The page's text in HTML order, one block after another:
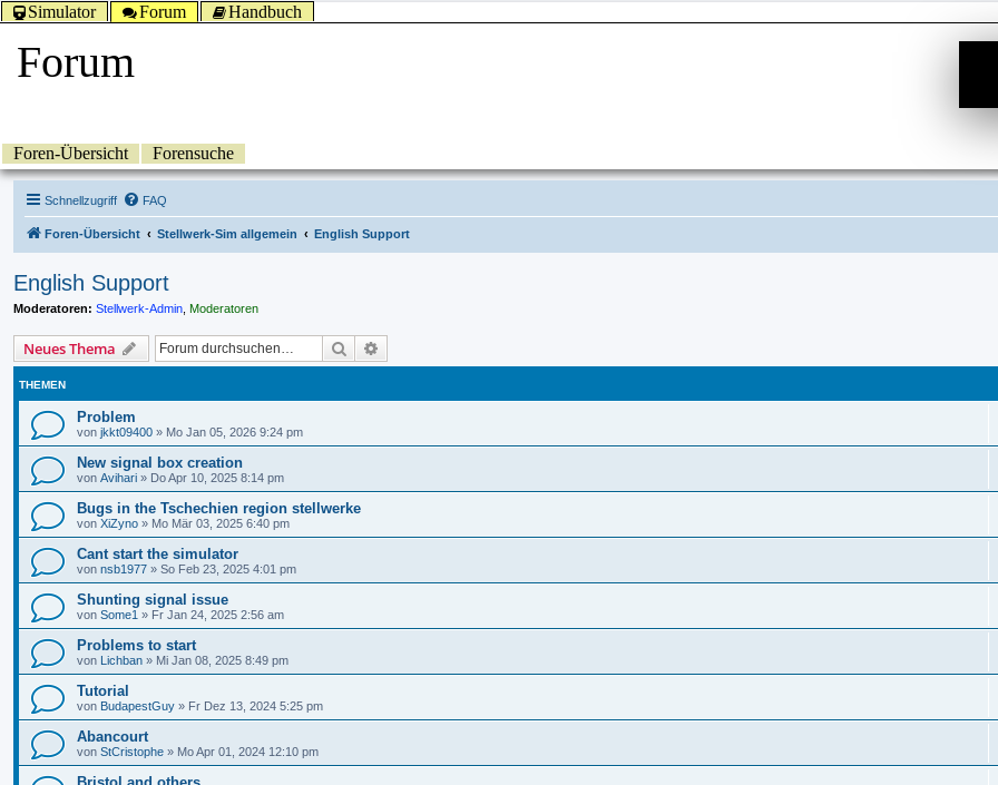
Simulator Forum Handbuch
Forum
Foren-Übersicht Forensuche
Schnellzugriff FAQ
Foren-Übersicht Stellwerk-Sim allgemein English Support
English Support
Moderatoren: Stellwerk-Admin Moderatoren
Neues Thema Suche
THEMEN
Problem
von jkkt09400 » Mo Jan 05, 2026 9:24 pm
New signal box creation
von Avihari » Do Apr 10, 2025 8:14 pm
Bugs in the Tschechien region stellwerke
von XiZyno » Mo Mär 03, 2025 6:40 pm
Cant start the simulator
von nsb1977 » So Feb 23, 2025 4:01 pm
Shunting signal issue
von Some1 » Fr Jan 24, 2025 2:56 am
Problems to start
von Lichban » Mi Jan 08, 2025 8:49 pm
Tutorial
von BudapestGuy » Fr Dez 13, 2024 5:25 pm
Abancourt
von StCristophe » Mo Apr 01, 2024 12:10 pm
Bristol and others